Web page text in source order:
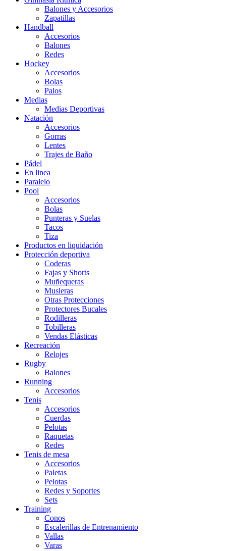
Balones y Accesorios
Zapatillas
Handball
Accesorios
Balones
Redes
Hockey
Accesorios
Bolas
Palos
Medias
Medias Deportivas
Natación
Accesorios
Gorras
Lentes
Trajes de Baño
Pádel
En linea
Paralelo
Pool
Accesorios
Bolas
Punteras y Suelas
Tacos
Tiza
Productos en liquidación
Protección deportiva
Coderas
Fajas y Shorts
Muñequeras
Musleras
Otras Protecciones
Protectores Bucales
Rodilleras
Tobilleras
Vendas Elásticas
Recreación
Relojes
Rugby
Balones
Running
Accesorios
Tenis
Accesorios
Cuerdas
Pelotas
Raquetas
Redes
Tenis de mesa
Accesorios
Paletas
Pelotas
Redes y Soportes
Sets
Training
Conos
Escalerillas de Entrenamiento
Vallas
Varas